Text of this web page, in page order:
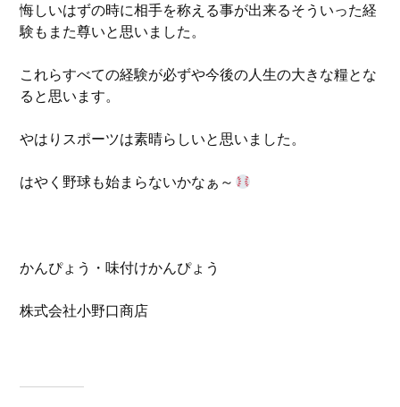
悔しいはずの時に相手を称える事が出来るそういった経
験もまた尊いと思いました。
これらすべての経験が必ずや今後の人生の大きな糧とな
ると思います。
やはりスポーツは素晴らしいと思いました。
はやく野球も始まらないかなぁ～
かんぴょう・味付けかんぴょう
株式会社小野口商店